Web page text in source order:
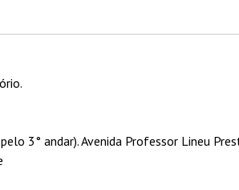
3° andar). Avenida Professor Lineu